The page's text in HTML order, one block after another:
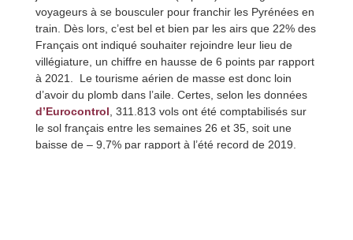
voyageurs à se bousculer pour franchir les Pyrénées en
train. Dès lors, c’est bel et bien par les airs que 22% des
Français ont indiqué souhaiter rejoindre leur lieu de
villégiature, un chiffre en hausse de 6 points par rapport
à 2021. Le tourisme aérien de masse est donc loin
d’avoir du plomb dans l’aile. Certes, selon les données
d’Eurocontrol, 311.813 vols ont été comptabilisés sur
le sol français entre les semaines 26 et 35, soit une
baisse de – 9,7% par rapport à l’été record de 2019.